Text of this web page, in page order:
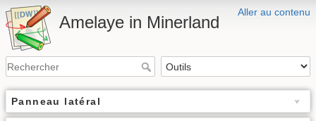
Aller au contenu
Amelaye in Minerland
Panneau latéral